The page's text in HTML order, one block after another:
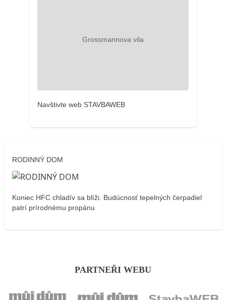
Navštivte web STAVBAWEB
RODINNÝ DOM
Koniec HFC chladív sa blíži. Budúcnosť tepelných čerpadiel
patrí prírodnému propánu
PARTNEŘI WEBU